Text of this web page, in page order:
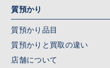
質預かり
質預かり品目
質預かりと買取の違い
店舗について